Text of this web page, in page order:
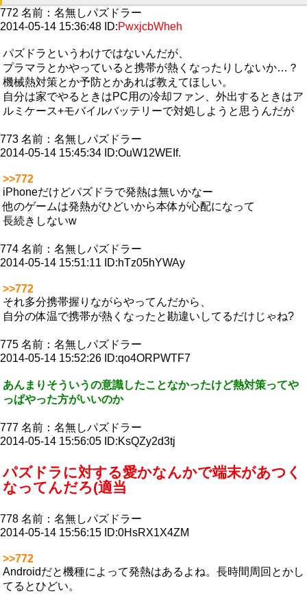
772 名前： 名無しパズドラー
2014-05-14 15:36:48 ID:PwxjcbWheh
パズドラというわけではないんだが、
プラマラとかやっていると携帯が熱くなったりしないか…？
機械熱対策とか予防とかあれば教えてほしい。
自分は家でやるときはPC用の冷却ファン、外出するときはア
ルミケース+モバイルバッテリーで対処しようと思うんだが
773 名前： 名無しパズドラー
2014-05-14 15:45:34 ID:OuW12WEIf.
>>772
iPhoneだけどパズドラで発熱は無いかなー
他のゲームは発熱がひどいから本体が心配になって
長続きしないw
774 名前： 名無しパズドラー
2014-05-14 15:51:11 ID:hTz05hYWAy
>>772
それ多分携帯握りながらやってんだから、
自分の体温で携帯が熱くなったと勘違いしてるだけじゃね?
775 名前： 名無しパズドラー
2014-05-14 15:52:26 ID:qo4ORPWTF7
あんまりそういうの意識したことなかったけど熱対策ってや
っぱやった方がいいのか
777 名前： 名無しパズドラー
2014-05-14 15:56:05 ID:KsQZy2d3tj
パズドラに対する愛かなんかで端末があつく
なってんだろ(適当
778 名前： 名無しパズドラー
2014-05-14 15:56:15 ID:0HsRX1X4ZM
>>772
Androidだと機種によって発熱はあるよね。長時間周回とかし
てるとひどい。